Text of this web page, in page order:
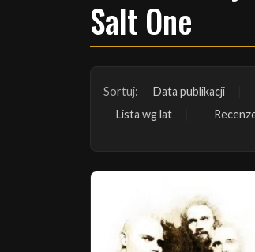
Salt One
Sortuj: Data publikacji
Lista wg lat